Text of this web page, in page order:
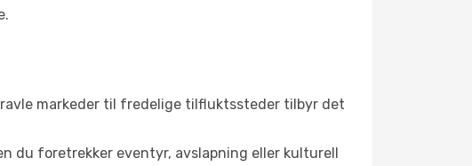
markeder til fredelige tilfluktssteder tilbyr det
du foretrekker eventyr, avslapning eller kulturell